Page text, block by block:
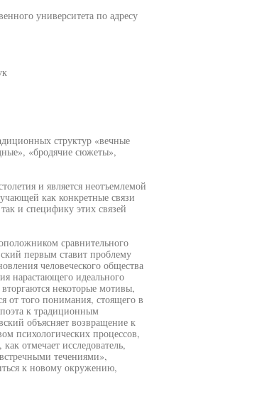
университета по адресу
структур «вечные
«бродячие сюжеты»,
и является неотъемлемой
как конкретные связи
и специфику этих связей
сравнительного
первым ставит проблему
человеческого общества
нарастающего идеального
некоторые мотивы,
от того понимания, стоящего в
к традиционным
объясняет возвращение к
психологических процессов,
отмечает исследователь,
течениями»,
к новому окружению,